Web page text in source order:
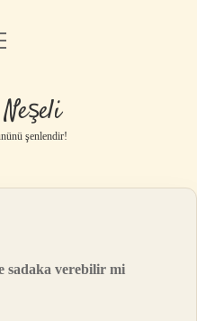
şenlendir!
sadaka verebilir mi